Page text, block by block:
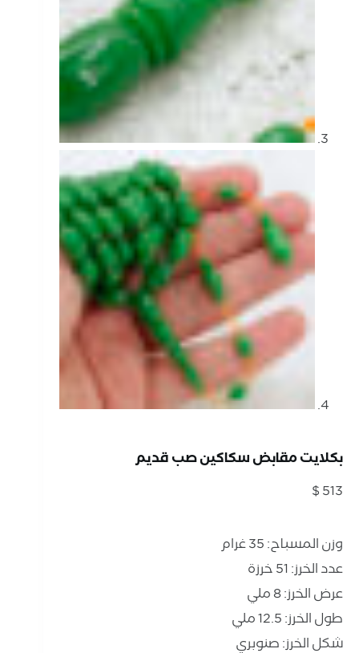
بكلايت مقابض سكاكين صب قديم
$513
وزن المسباح: 35 غرام
عدد الخرز: 51 خرزة
عرض الخرز: 8 ملي
طول الخرز: 12.5 ملي
شكل الخرز: صنوبري